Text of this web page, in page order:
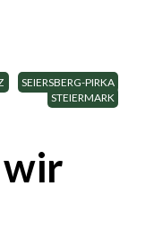
SEIERSBERG-PIRKA
STEIERMARK
wir